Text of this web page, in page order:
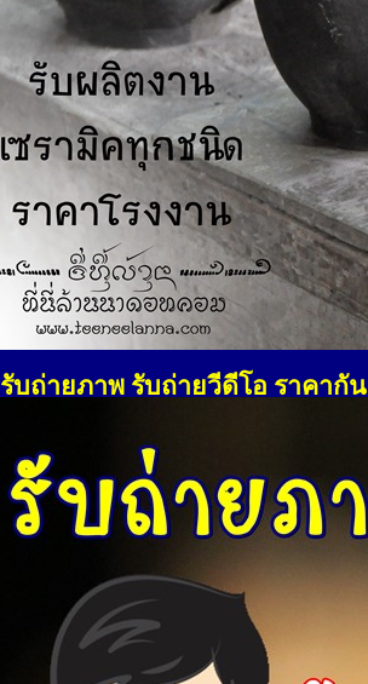
รับถ่ายภาพ รับถ่ายวีดีโอ ราคากั